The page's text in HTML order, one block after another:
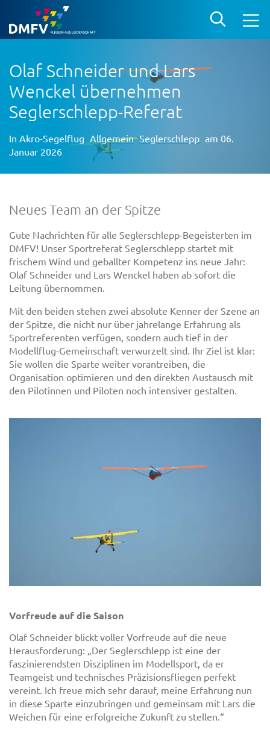
Olaf Schneider und Lars
Wenckel übernehmen
Seglerschlepp-Referat
In Akro-Segelflug Allgemein Seglerschlepp am 06.
Januar 2026
Neues Team an der Spitze
Gute Nachrichten für alle Seglerschlepp-Begeisterten im
DMFV! Unser Sportreferat Seglerschlepp startet mit
frischem Wind und geballter Kompetenz ins neue Jahr:
Olaf Schneider und Lars Wenckel haben ab sofort die
Leitung übernommen.
Mit den beiden stehen zwei absolute Kenner der Szene an
der Spitze, die nicht nur über jahrelange Erfahrung als
Sportreferenten verfügen, sondern auch tief in der
Modellflug-Gemeinschaft verwurzelt sind. Ihr Ziel ist klar:
Sie wollen die Sparte weiter vorantreiben, die
Organisation optimieren und den direkten Austausch mit
den Pilotinnen und Piloten noch intensiver gestalten.
Vorfreude auf die Saison
Olaf Schneider blickt voller Vorfreude auf die neue
Herausforderung: „Der Seglerschlepp ist eine der
faszinierendsten Disziplinen im Modellsport, da er
Teamgeist und technisches Präzisionsfliegen perfekt
vereint. Ich freue mich sehr darauf, meine Erfahrung nun
in diese Sparte einzubringen und gemeinsam mit Lars die
Weichen für eine erfolgreiche Zukunft zu stellen.“